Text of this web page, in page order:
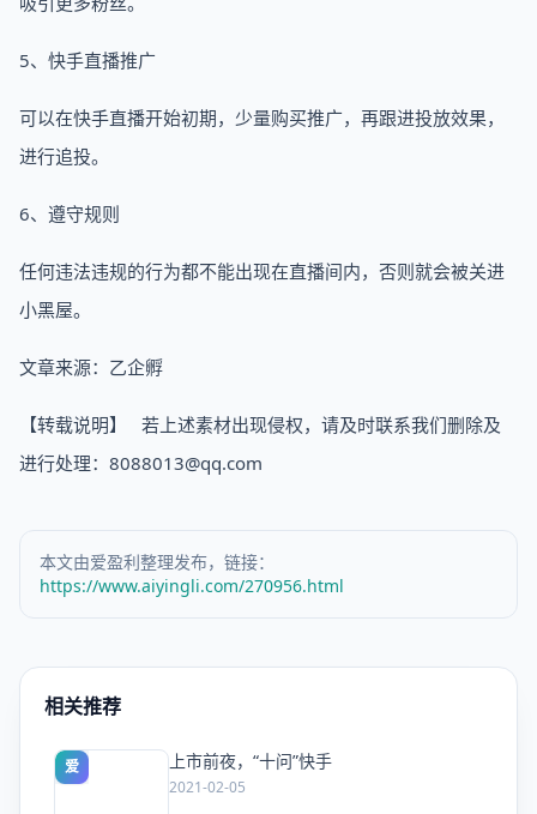
5、快手直播推广
可以在快手直播开始初期，少量购买推广，再跟进投放效果，
进行追投。
6、遵守规则
任何违法违规的行为都不能出现在直播间内，否则就会被关进
小黑屋。
文章来源：乙企孵
【转载说明】 若上述素材出现侵权，请及时联系我们删除及
进行处理：8088013@qq.com
本文由爱盈利整理发布，链接：
https://www.aiyingli.com/270956.html
相关推荐
爱 上市前夜，“十问”快手
2021-02-05